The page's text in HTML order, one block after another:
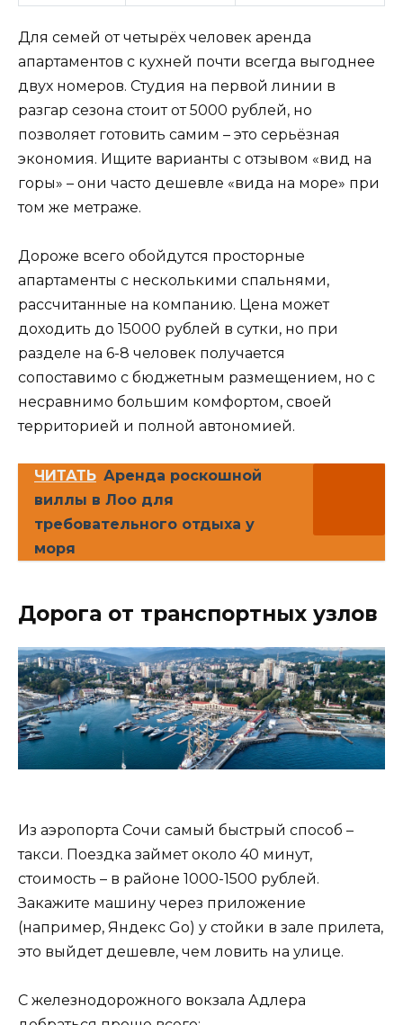
Для семей от четырёх человек аренда
апартаментов с кухней почти всегда выгоднее
двух номеров. Студия на первой линии в
разгар сезона стоит от 5000 рублей, но
позволяет готовить самим – это серьёзная
экономия. Ищите варианты с отзывом «вид на
горы» – они часто дешевле «вида на море» при
том же метраже.
Дороже всего обойдутся просторные
апартаменты с несколькими спальнями,
рассчитанные на компанию. Цена может
доходить до 15000 рублей в сутки, но при
разделе на 6-8 человек получается
сопоставимо с бюджетным размещением, но с
несравнимо большим комфортом, своей
территорией и полной автономией.
ЧИТАТЬ Аренда роскошной
виллы в Лоо для
требовательного отдыха у
моря
Дорога от транспортных узлов
Из аэропорта Сочи самый быстрый способ –
такси. Поездка займет около 40 минут,
стоимость – в районе 1000-1500 рублей.
Закажите машину через приложение
(например, Яндекс Go) у стойки в зале прилета,
это выйдет дешевле, чем ловить на улице.
С железнодорожного вокзала Адлера